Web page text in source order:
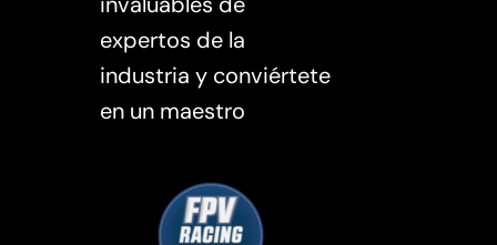
expertos de la
industria y conviértete
en un maestro